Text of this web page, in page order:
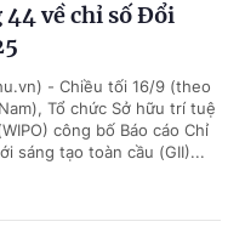
về chỉ số Đổi
- Chiều tối 16/9 (theo
Tổ chức Sở hữu trí tuệ
công bố Báo cáo Chỉ
sáng tạo toàn cầu (GII)...